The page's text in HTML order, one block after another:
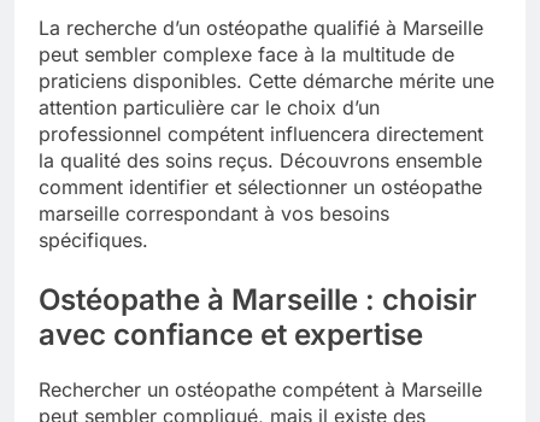
La recherche d’un ostéopathe qualifié à Marseille
peut sembler complexe face à la multitude de
praticiens disponibles. Cette démarche mérite une
attention particulière car le choix d’un
professionnel compétent influencera directement
la qualité des soins reçus. Découvrons ensemble
comment identifier et sélectionner un ostéopathe
marseille correspondant à vos besoins
spécifiques.
Ostéopathe à Marseille : choisir
avec confiance et expertise
Rechercher un ostéopathe compétent à Marseille
peut sembler compliqué, mais il existe des